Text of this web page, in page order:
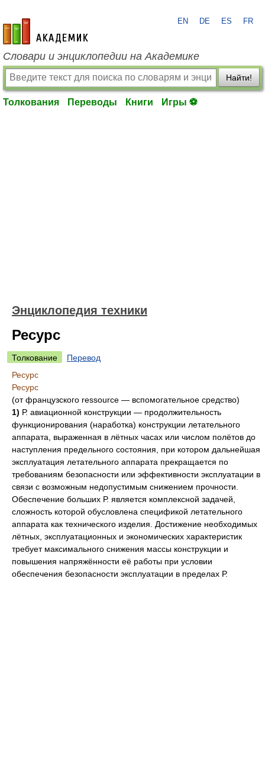
academic.ru
EN DE ES FR
Словари и энциклопедии на Академике
Найти!
Толкования Переводы Книги Игры ⚽
Энциклопедия техники
Ресурс
Толкование
Перевод
Ресурс
Ресурс
(от французского ressource — вспомогательное средство)
1) Р. авиационной конструкции — продолжительность
функционирования (наработка) конструкции летательного
аппарата, выраженная в лётных часах или числом полётов до
наступления предельного состояния, при котором дальнейшая
эксплуатация летательного аппарата прекращается по
требованиям безопасности или эффективности эксплуатации в
связи с возможным недопустимым снижением прочности.
Обеспечение больших Р. является комплексной задачей,
сложность которой обусловлена спецификой летательного
аппарата как технического изделия. Достижение необходимых
лётных, эксплуатационных и экономических характеристик
требует максимального снижения массы конструкции и
повышения напряжённости её работы при условии
обеспечения безопасности эксплуатации в пределах Р.